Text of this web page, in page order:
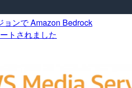
ョンで Amazon Bedrock
トされました